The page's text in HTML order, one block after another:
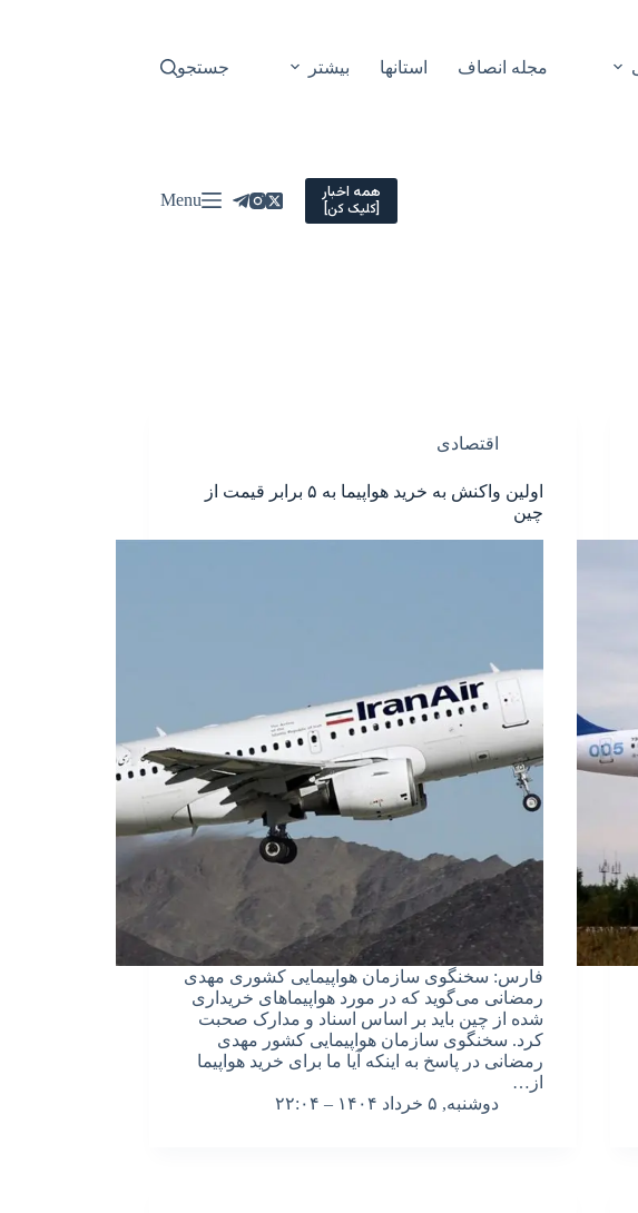
مجله انصاف استانها بیشتر جستجو
همه اخبار
[کلیک کن] Menu
اقتصادی
اولین واکنش به خرید هواپیما به ۵ برابر قیمت از
چین
فارس: سخنگوی سازمان هواپیمایی کشوری مهدی
رمضانی می‌گوید که در مورد هواپیماهای خریداری
شده از چین باید بر اساس اسناد و مدارک صحبت
کرد. سخنگوی سازمان هواپیمایی کشور مهدی
رمضانی در پاسخ به اینکه آیا ما برای خرید هواپیما
از…
دوشنبه, ۵ خرداد ۱۴۰۴ – ۲۲:۰۴